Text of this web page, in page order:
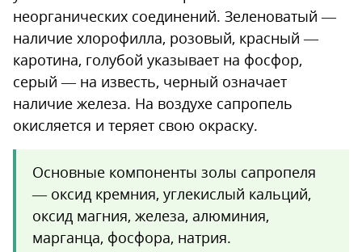
неорганических соединений. Зеленоватый —
наличие хлорофилла, розовый, красный —
каротина, голубой указывает на фосфор,
серый — на известь, черный означает
наличие железа. На воздухе сапропель
окисляется и теряет свою окраску.
Основные компоненты золы сапропеля
— оксид кремния, углекислый кальций,
оксид магния, железа, алюминия,
марганца, фосфора, натрия.